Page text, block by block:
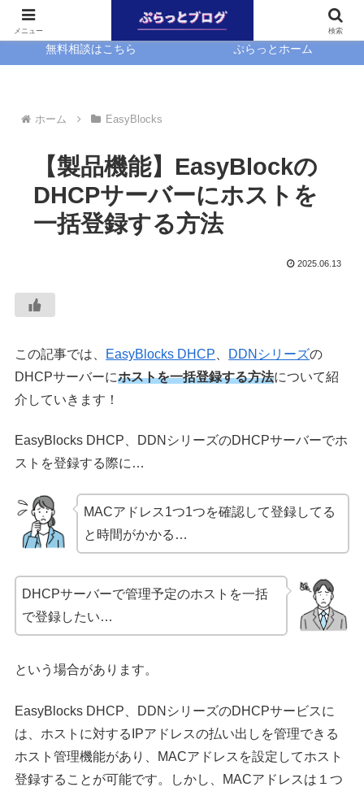
無料相談はこちら ぷらっとホーム
ホーム EasyBlocks
【製品機能】EasyBlockの
DHCPサーバーにホストを
一括登録する方法
2025.06.13
この記事では、 EasyBlocks DHCP DDNシリーズの
DHCPサーバーにホストを一括登録する方法について紹
介していきます！
EasyBlocks DHCP、DDNシリーズのDHCPサーバーでホ
ストを登録する際に…
MACアドレス1つ1つを確認して登録してる
と時間がかかる…
DHCPサーバーで管理予定のホストを一括
で登録したい…
という場合があります。
EasyBlocks DHCP、DDNシリーズのDHCPサービスに
は、ホストに対するIPアドレスの払い出しを管理できる
ホスト管理機能があり、MACアドレスを設定してホスト
登録することが可能です。しかし、MACアドレスは１つ
メニュー 検索